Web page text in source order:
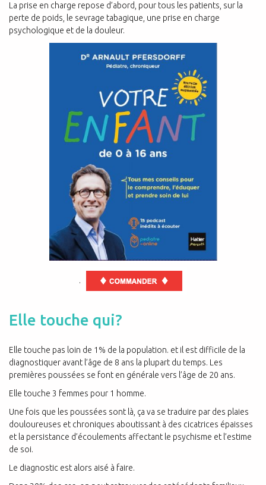
La prise en charge repose d’abord, pour tous les patients, sur la
perte de poids, le sevrage tabagique, une prise en charge
psychologique et de la douleur.
.
Elle touche qui?
Elle touche pas loin de 1% de la population. et il est difficile de la
diagnostiquer avant l’âge de 8 ans la plupart du temps. Les
premières poussées se font en générale vers l’âge de 20 ans.
Elle touche 3 femmes pour 1 homme.
Une fois que les poussées sont là, ça va se traduire par des plaies
douloureuses et chroniques aboutissant à des cicatrices épaisses
et la persistance d’écoulements affectant le psychisme et l’estime
de soi.
Le diagnostic est alors aisé à faire.